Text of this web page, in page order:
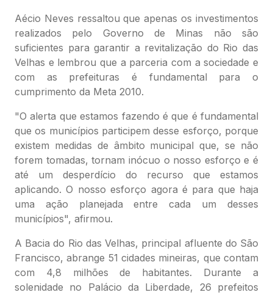
Aécio Neves ressaltou que apenas os investimentos
realizados pelo Governo de Minas não são
suficientes para garantir a revitalização do Rio das
Velhas e lembrou que a parceria com a sociedade e
com as prefeituras é fundamental para o
cumprimento da Meta 2010.
"O alerta que estamos fazendo é que é fundamental
que os municípios participem desse esforço, porque
existem medidas de âmbito municipal que, se não
forem tomadas, tornam inócuo o nosso esforço e é
até um desperdício do recurso que estamos
aplicando. O nosso esforço agora é para que haja
uma ação planejada entre cada um desses
municípios", afirmou.
A Bacia do Rio das Velhas, principal afluente do São
Francisco, abrange 51 cidades mineiras, que contam
com 4,8 milhões de habitantes. Durante a
solenidade no Palácio da Liberdade, 26 prefeitos